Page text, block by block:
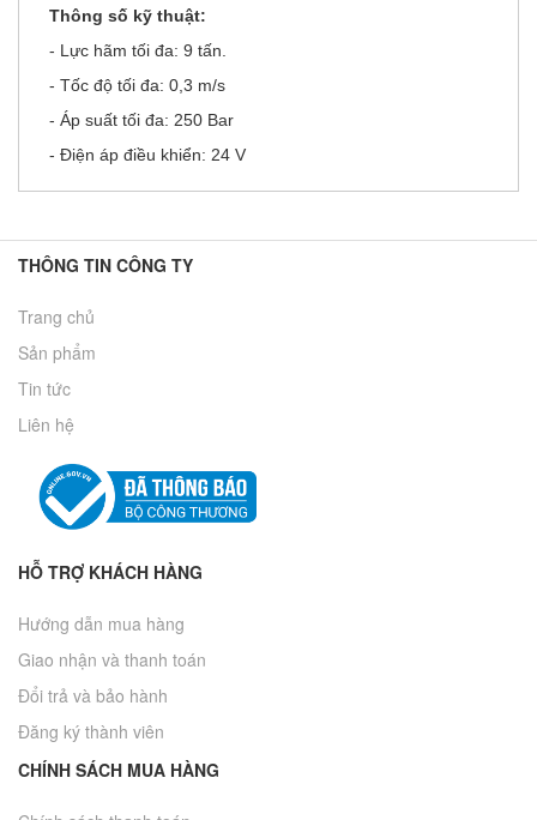
Thông số kỹ thuật:
- Lực hãm tối đa: 9 tấn.
- Tốc độ tối đa: 0,3 m/s
- Áp suất tối đa: 250 Bar
- Điện áp điều khiển: 24 V
THÔNG TIN CÔNG TY
Trang chủ
Sản phẩm
Tin tức
Liên hệ
HỖ TRỢ KHÁCH HÀNG
Hướng dẫn mua hàng
Giao nhận và thanh toán
Đổi trả và bảo hành
Đăng ký thành viên
CHÍNH SÁCH MUA HÀNG